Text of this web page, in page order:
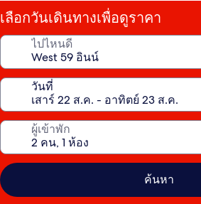
เลือกวันเดินทางเพื่อดูราคา
ไปไหนดี
วันที่
ผู้เข้าพัก
ค้นหา